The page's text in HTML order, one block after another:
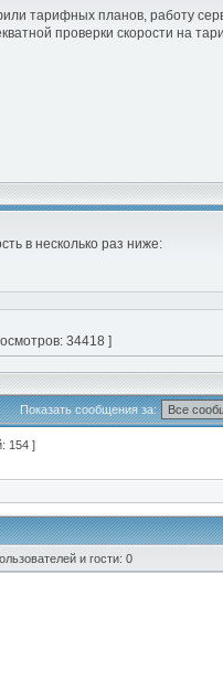
тарифных планов, работу
проверки скорости на
в несколько раз ниже:
34418 ]
Показать сообщения за:
154 ]
и гости: 0